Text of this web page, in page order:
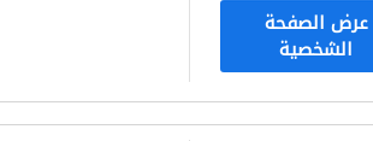
عرض الصفحة
الشخصية